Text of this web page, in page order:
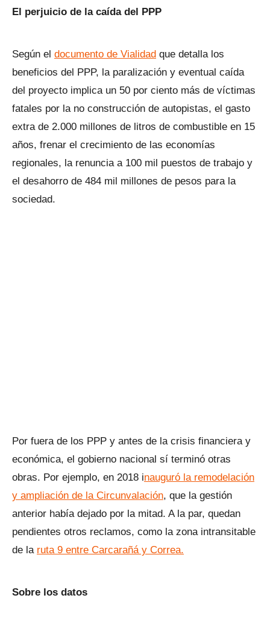
El perjuicio de la caída del PPP
Según el documento de Vialidad que detalla los
beneficios del PPP, la paralización y eventual caída
del proyecto implica un 50 por ciento más de víctimas
fatales por la no construcción de autopistas, el gasto
extra de 2.000 millones de litros de combustible en 15
años, frenar el crecimiento de las economías
regionales, la renuncia a 100 mil puestos de trabajo y
el desahorro de 484 mil millones de pesos para la
sociedad.
Por fuera de los PPP y antes de la crisis financiera y
económica, el gobierno nacional sí terminó otras
obras. Por ejemplo, en 2018 inauguró la remodelación
y ampliación de la Circunvalación, que la gestión
anterior había dejado por la mitad. A la par, quedan
pendientes otros reclamos, como la zona intransitable
de la ruta 9 entre Carcarañá y Correa.
Sobre los datos